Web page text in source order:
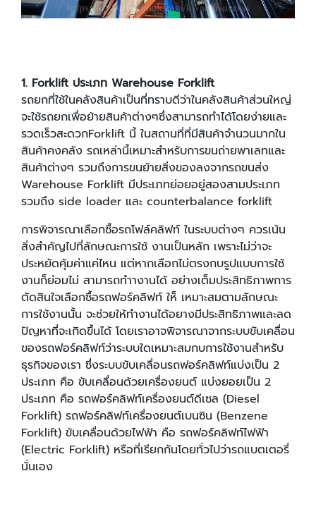
1. Forklift ประเภท Warehouse Forklift
รถยกที่ใช้ในคลังสินค้าเป็นที่ทราบดีว่าในคลังสินค้าส่วนใหญ่
จะใช้รถยกเพื่อย้ายสินค้าต่างๆซึ่งสามารถทําได้โดยง่ายและ
รวดเร็วสะดวกForklift นี้ ในสถานที่ที่มีสินค้าจํานวนมากใน
สินค้าคงคลัง รถเหล่านี้เหมาะสําหรับการขนถ่ายพาเลทและ
สินค้าต่างๆ รวมถึงการขนย้ายสิ่งของลงจากรถขนส่ง
Warehouse Forklift มีประเภทย่อยอยู่สองสามประเภท
รวมถึง side loader และ counterbalance forklift
การพิจารณาเลือกซื้อรถโฟล์คลิฟท์ ในระบบต่างๆ ควรเน้น
สิ่งสำคัญไปที่ลักษณะการใช้ งานเป็นหลัก เพราะไม่ว่าจะ
ประหยัดคุ้มค่าแค่ไหน แต่หากเลือกไม่ตรงกบรูปแบบการใช้
งานก็ย่อมไม่ สามารถทำางานได้ อย่างเต็มประสิทธิภาพการ
ตัดสินใจเลือกซื้อรถฟอร์คลิฟท์ ให็ เหมาะสมตามลักษณะ
การใช้งานนั้น จะช่วยให้ทำงานได้อยางมีประสิทธิภาพและลด
ปัญหาที่จะเกิดขึ้นได้ โดยเราอาจพิจารณาจากระบบขับเคลื่อน
ของรถฟอร์คลิฟท์ว่าระบบใดเหมาะสมกบการใช้งานสำหรับ
ธุรกิจของเรา ซึ่งระบบขับเคลื่อนรถฟอร์คลิฟท์แบ่งเป็น 2
ประเภท คือ ขับเคลื่อนด้วยเครื่องยนต์ แบ่งยอยเป็น 2
ประเภท คือ รถฟอร์คลิฟท์เครื่องยนต์ดีเซล (Diesel
Forklift) รถฟอร์คลิฟท์เครื่องยนต์เบนซิน (Benzene
Forklift) ขับเคลื่อนด้วยไฟฟ้า คือ รถฟอร์คลิฟท์ไฟฟ้า
(Electric Forklift) หรือที่เรียกกันโดยทั่วไปว่ารถแบตเตอรี่
นั่นเอง